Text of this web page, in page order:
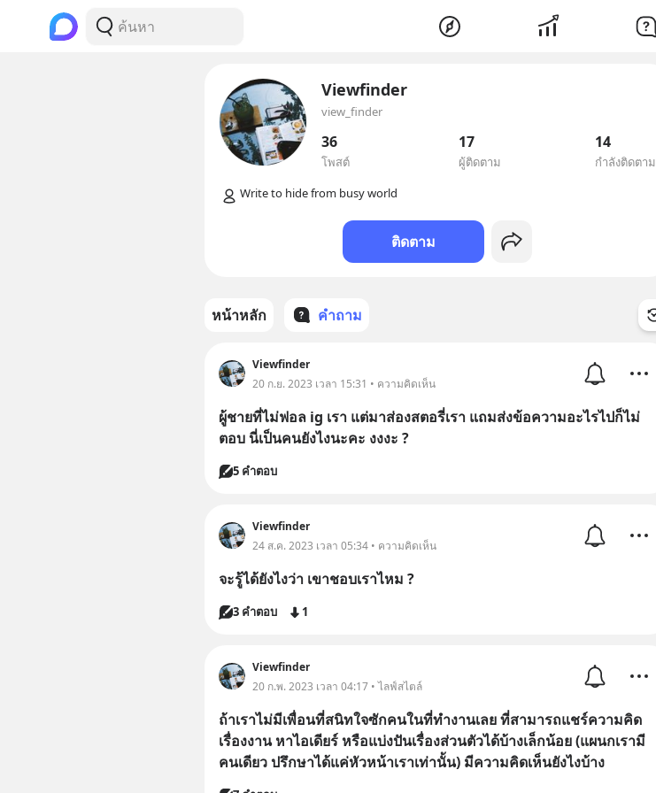
Viewfinder
view_finder
36
โพสต์
17
ผู้ติดตาม
14
กำลังติดตาม
ติดตาม
หน้าหลัก คำถาม
Viewfinder
20 ก.ย. 2023 เวลา 15:31 • ความคิดเห็น
ผู้ชายที่ไม่ฟอล ig เรา แต่มาส่องสตอรี่เรา แถมส่งข้อความอะไรไปก็ไม่
ตอบ นี่เป็นคนยังไงนะคะ งงงะ ?
5 คำตอบ
Viewfinder
24 ส.ค. 2023 เวลา 05:34 • ความคิดเห็น
จะรู้ได้ยังไงว่า เขาชอบเราไหม ?
3 คำตอบ 1
Viewfinder
20 ก.พ. 2023 เวลา 04:17 • ไลฟ์สไตล์
ถ้าเราไม่มีเพื่อนที่สนิทใจซักคนในที่ทำงานเลย ที่สามารถแชร์ความคิด
เรื่องงาน หาไอเดียร์ หรือแบ่งปันเรื่องส่วนตัวได้บ้างเล็กน้อย (แผนกเรามี
คนเดียว ปรึกษาได้แค่หัวหน้าเราเท่านั้น) มีความคิดเห็นยังไงบ้าง